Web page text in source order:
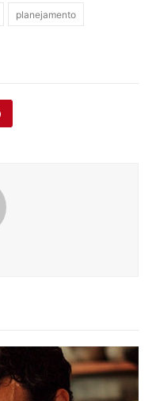
planejamento